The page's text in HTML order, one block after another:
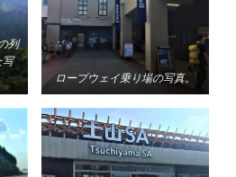
るのが一番！
列
写
ロープウェイ乗り場の写真。